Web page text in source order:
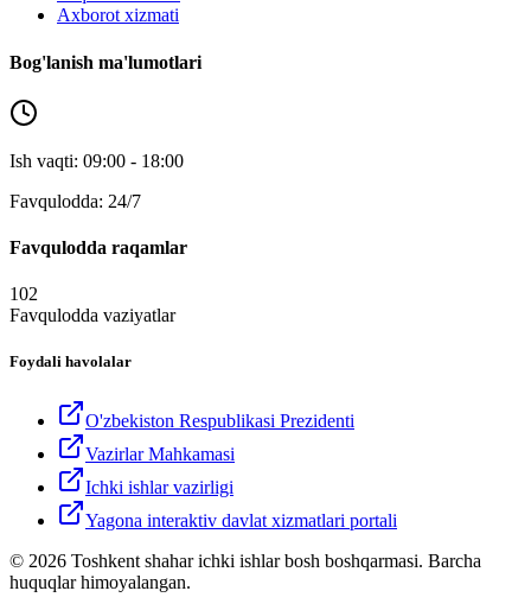
Axborot xizmati
Bog'lanish ma'lumotlari
Ish vaqti: 09:00 - 18:00
Favqulodda: 24/7
Favqulodda raqamlar
102
Favqulodda vaziyatlar
Foydali havolalar
O'zbekiston Respublikasi Prezidenti
Vazirlar Mahkamasi
Ichki ishlar vazirligi
Yagona interaktiv davlat xizmatlari portali
© 2026 Toshkent shahar ichki ishlar bosh boshqarmasi. Barcha
huquqlar himoyalangan.